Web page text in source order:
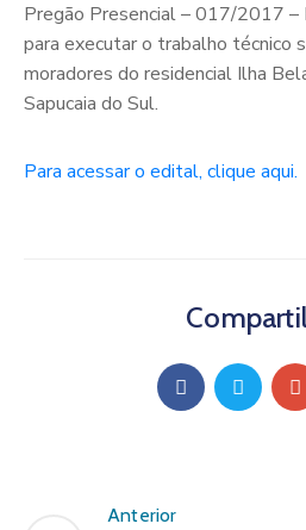
Pregão Presencial – 017/2017 –
para executar o trabalho técnico
moradores do residencial Ilha
Sapucaia do Sul.
Para acessar o edital, clique aqui.
Anterior